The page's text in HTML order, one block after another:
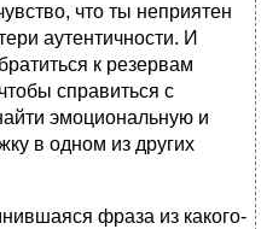
что ты неприятен
аутентичности. И
к резервам
справиться с
эмоциональную и
в одном из других
фраза из какого-